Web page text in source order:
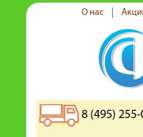
О нас
8 (495)